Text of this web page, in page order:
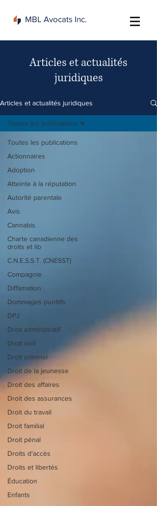
MBL Avocats Inc.
Articles et actualités
juridiques
Articles et actualités juridiques
Toutes les publications
Actionnaires
Adoption
Atteinte à la réputation
Autorité parentale
Avis
Cannabis
Charte canadienne des
droits et lib
C.N.E.S.S.T. (CNESST)
Compagnie
Diffamation
Dommages punitifs
DPJ
Droit administratif
Droit civil
Droit criminel
Droit de la jeunesse
Droit des affaires
Droit des assurances
Droit du travail
Droit familial
Droit pénal
Droits d'accès
Droits et libertés
Éducation
Enfants
Toutes les publications